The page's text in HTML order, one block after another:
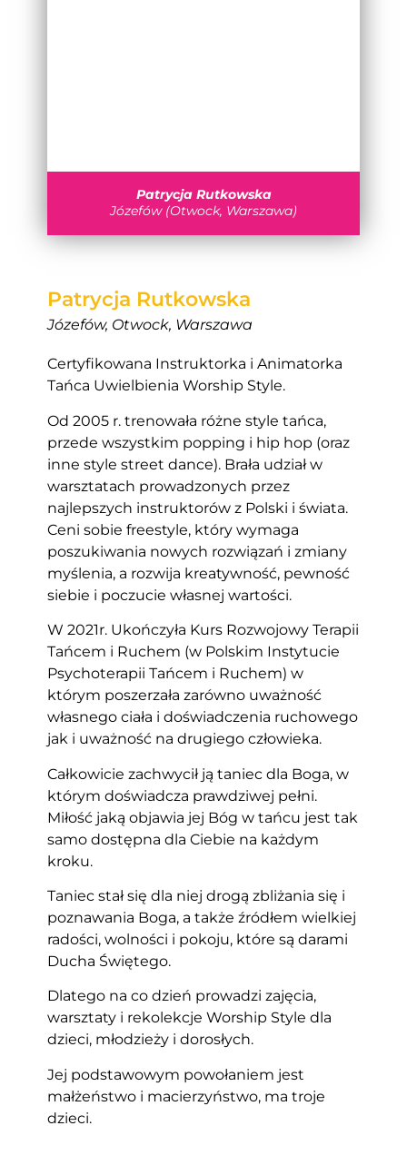
Patrycja Rutkowska
Józefów (Otwock, Warszawa)
Patrycja Rutkowska
Józefów, Otwock, Warszawa
Certyfikowana Instruktorka i Animatorka
Tańca Uwielbienia Worship Style.
Od 2005 r. trenowała różne style tańca,
przede wszystkim popping i hip hop (oraz
inne style street dance). Brała udział w
warsztatach prowadzonych przez
najlepszych instruktorów z Polski i świata.
Ceni sobie freestyle, który wymaga
poszukiwania nowych rozwiązań i zmiany
myślenia, a rozwija kreatywność, pewność
siebie i poczucie własnej wartości.
W 2021r. Ukończyła Kurs Rozwojowy Terapii
Tańcem i Ruchem (w Polskim Instytucie
Psychoterapii Tańcem i Ruchem) w
którym poszerzała zarówno uważność
własnego ciała i doświadczenia ruchowego
jak i uważność na drugiego człowieka.
Całkowicie zachwycił ją taniec dla Boga, w
którym doświadcza prawdziwej pełni.
Miłość jaką objawia jej Bóg w tańcu jest tak
samo dostępna dla Ciebie na każdym
kroku.
Taniec stał się dla niej drogą zbliżania się i
poznawania Boga, a także źródłem wielkiej
radości, wolności i pokoju, które są darami
Ducha Świętego.
Dlatego na co dzień prowadzi zajęcia,
warsztaty i rekolekcje Worship Style dla
dzieci, młodzieży i dorosłych.
Jej podstawowym powołaniem jest
małżeństwo i macierzyństwo, ma troje
dzieci.